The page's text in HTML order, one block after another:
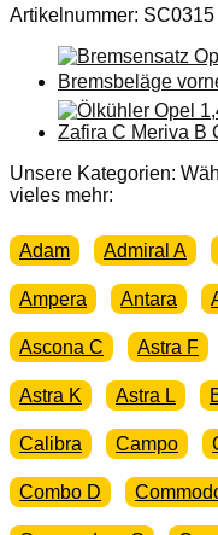
Artikelnummer: SC0315
Unsere Kategorien:
vieles mehr:
Adam Admiral A
Ampera Antara
Ascona C Astra F
Astra K Astra L
Calibra Campo
Combo D